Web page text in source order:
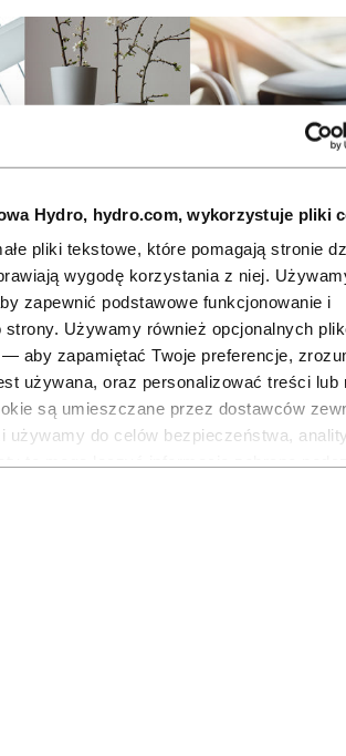
Hydro, hydro.com, wykorzystuje pliki
pliki tekstowe, które pomagają stronie
wygodę korzystania z niej.
zapewnić podstawowe funkcjonowanie i
strony. Używamy również opcjonalnych
aby zapamiętać Twoje preferencje,
używana, oraz personalizować treści lub
są umieszczane przez dostawców
używamy do celów bezpieczeństwa,
pozyskane podczas korzystania przez
znajdziesz w tabeli plików cookie
produktów mogą być
rozwiązania aluminiowe mogą być
w niektórych branżach są
na przykład w budownictwie,
oraz motoryzacji.